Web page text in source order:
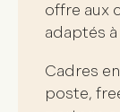
offre aux
adaptés
Cadres
poste,